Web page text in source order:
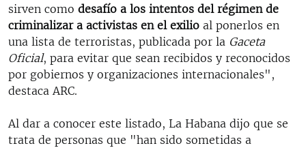
sirven como desafío a los intentos del régimen de
criminalizar a activistas en el exilio al ponerlos en
una lista de terroristas, publicada por la Gaceta
Oficial, para evitar que sean recibidos y reconocidos
por gobiernos y organizaciones internacionales",
destaca ARC.
Al dar a conocer este listado, La Habana dijo que se
trata de personas que "han sido sometidas a